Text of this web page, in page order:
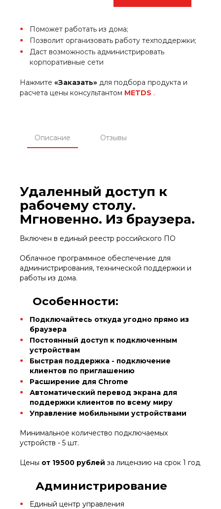
Поможет работать из дома;
Позволит организовать работу техподдержки;
Даст возможность администрировать
корпоративные сети
Нажмите «Заказать» для подбора продукта и
расчета цены консультантом METDS .
Описание Отзывы
Удаленный доступ к
рабочему столу.
Мгновенно. Из браузера.
Включен в единый реестр российского ПО
Облачное программное обеспечение для
администрирования, технической поддержки и
работы из дома.
Особенности:
Подключайтесь откуда угодно прямо из
браузера
Постоянный доступ к подключенным
устройствам
Быстрая поддержка - подключение
клиентов по приглашению
Расширение для Chrome
Автоматический перевод экрана для
поддержки клиентов по всему миру
Управление мобильными устройствами
Минимальное количество подключаемых
устройств - 5 шт.
Цены от 19500 рублей за лицензию на срок 1 год
Администрирование
Единый центр управления